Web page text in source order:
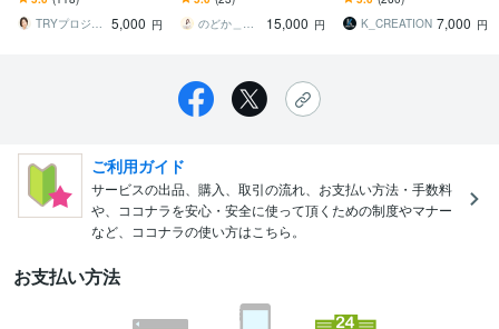
超!】顔が見える・人柄が
分かる編集者です。
TRYプロジェクト
5,000 円
介動画/女性編集者が丁寧
に対応♪
のどか＿動画編集者
15,000 円
ージを完全動画化！
K_CREATION 7,000 円
ご利用ガイド
サービスの出品、購入、取引の流れ、お支払い方法・手数料
や、ココナラを安心・安全に使って頂くための制度やマナー
など、ココナラの使い方はこちら。
お支払い方法